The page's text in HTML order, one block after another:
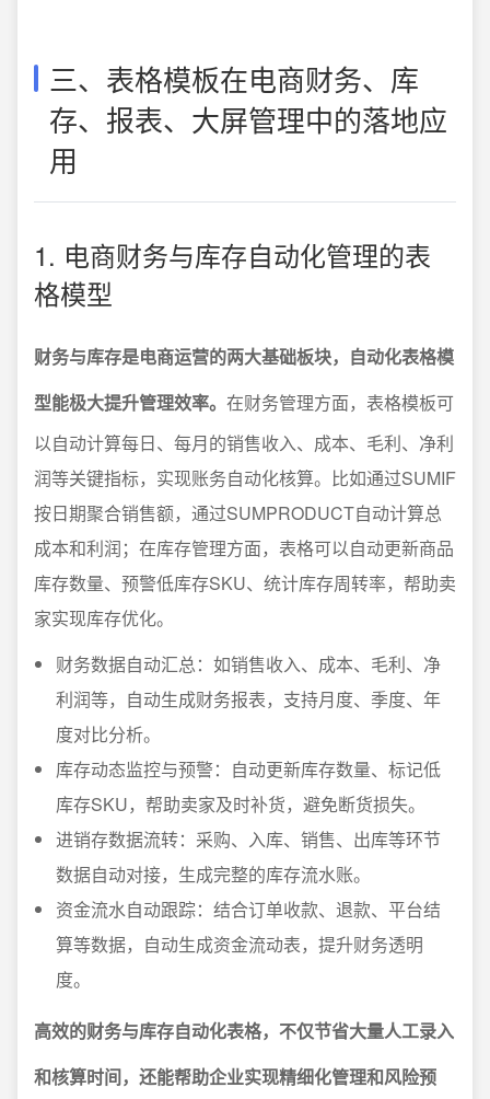
三、表格模板在电商财务、库
存、报表、大屏管理中的落地应
用
1. 电商财务与库存自动化管理的表
格模型
财务与库存是电商运营的两大基础板块，自动化表格模
型能极大提升管理效率。 在财务管理方面，表格模板可
以自动计算每日、每月的销售收入、成本、毛利、净利
润等关键指标，实现账务自动化核算。比如通过SUMIF
按日期聚合销售额，通过SUMPRODUCT自动计算总
成本和利润；在库存管理方面，表格可以自动更新商品
库存数量、预警低库存SKU、统计库存周转率，帮助卖
家实现库存优化。
财务数据自动汇总：如销售收入、成本、毛利、净
利润等，自动生成财务报表，支持月度、季度、年
度对比分析。
库存动态监控与预警：自动更新库存数量、标记低
库存SKU，帮助卖家及时补货，避免断货损失。
进销存数据流转：采购、入库、销售、出库等环节
数据自动对接，生成完整的库存流水账。
资金流水自动跟踪：结合订单收款、退款、平台结
算等数据，自动生成资金流动表，提升财务透明
度。
高效的财务与库存自动化表格，不仅节省大量人工录入
和核算时间，还能帮助企业实现精细化管理和风险预